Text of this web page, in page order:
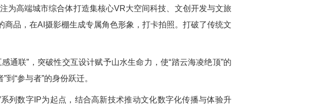
为高端城市综合体打造集核心VR大空间科技、文创开发与文旅
品，在AI摄影棚生成专属角色形象，打卡拍照。打破了传统文
通联”，突破性交互设计赋予山水生命力，使“踏云海凌绝顶”的
“参与者”的身份跃迁。
列数字IP为起点，结合高新技术推动文化数字化传播与体验升